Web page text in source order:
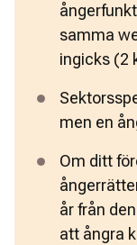
samma
ingicks (2
men en
Om ditt
år från
att ångra